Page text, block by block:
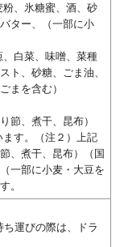
粉、氷糖蜜、酒、砂
ター、（一部に小
、白菜、味噌、菜種
ト、砂糖、ごま油、
まを含む）
節、煮干、昆布）
す。（注２）上記
、煮干、昆布）（国
一部に小麦・大豆を
。
運びの際は、ドラ